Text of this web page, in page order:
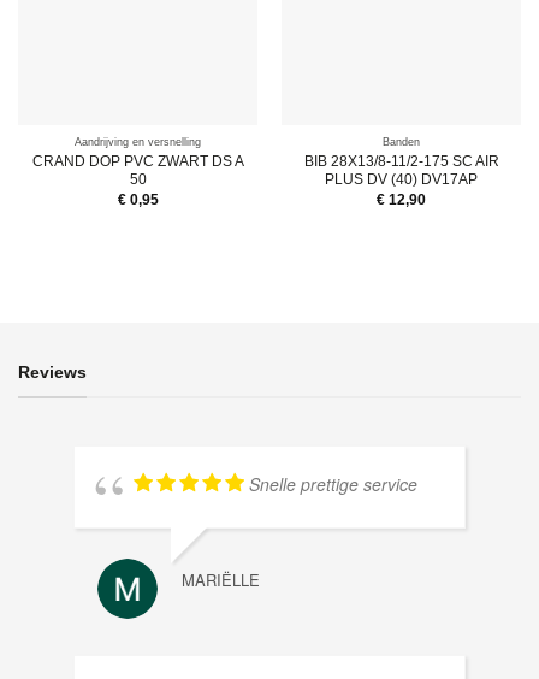
Aandrijving en versnelling
CRAND DOP PVC ZWART DS A
50
€0,95
Banden
BIB 28X13/8-11/2-175 SC AIR
PLUS DV (40) DV17AP
€ 12,90
Reviews
Snelle prettige service
MARIËLLE